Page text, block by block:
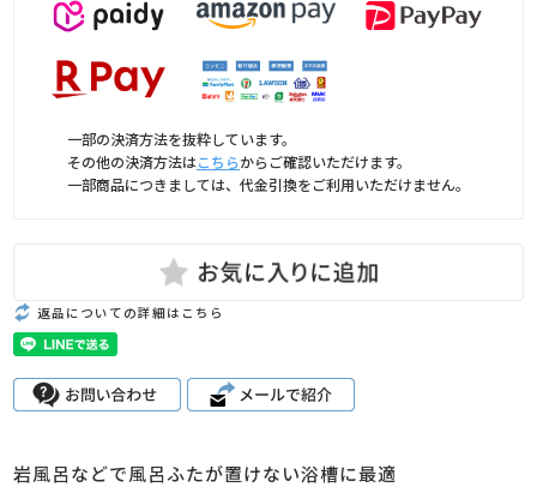
一部の決済方法を抜粋しています。
その他の決済方法はこちらからご確認いただけます。
一部商品につきましては、代金引換をご利用いただけません。
返品についての詳細はこちら
岩風呂などで風呂ふたが置けない浴槽に最適